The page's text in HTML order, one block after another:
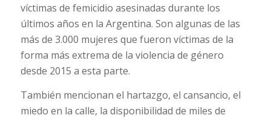
víctimas de femicidio asesinadas durante los
últimos años en la Argentina. Son algunas de las
más de 3.000 mujeres que fueron víctimas de la
forma más extrema de la violencia de género
desde 2015 a esta parte.
También mencionan el hartazgo, el cansancio, el
miedo en la calle, la disponibilidad de miles de